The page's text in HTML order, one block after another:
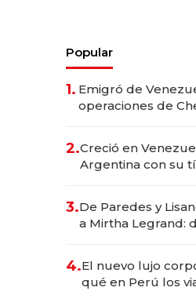
Popular
1. Emigró de
operaciones de
2.Creció en
Argentina con su
las marcas "fast
3.De Paredes y
a Mirtha Legrand:
4.El nuevo lujo
qué en Perú los